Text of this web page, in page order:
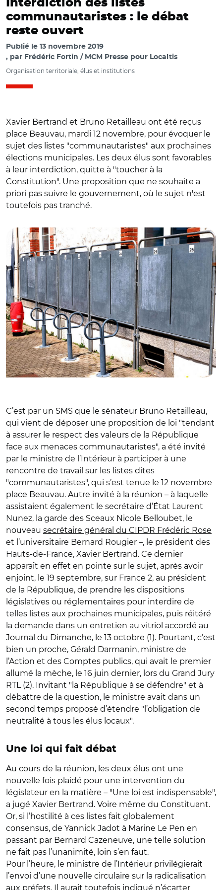
Interdiction des listes
communautaristes : le débat
reste ouvert
Publié le 13 novembre 2019
par Frédéric Fortin / MCM Presse pour Localtis
Organisation territoriale, élus et institutions
Xavier Bertrand et Bruno Retailleau ont été reçus
place Beauvau, mardi 12 novembre, pour évoquer le
sujet des listes "communautaristes" aux prochaines
élections municipales. Les deux élus sont favorables
à leur interdiction, quitte à "toucher à la
Constitution". Une proposition que ne souhaite a
priori pas suivre le gouvernement, où le sujet n'est
toutefois pas tranché.
C’est par un SMS que le sénateur Bruno Retailleau,
qui vient de déposer une proposition de loi "tendant
à assurer le respect des valeurs de la République
face aux menaces communautaristes", a été invité
par le ministre de l’Intérieur à participer à une
rencontre de travail sur les listes dites
"communautaristes", qui s’est tenue le 12 novembre
place Beauvau. Autre invité à la réunion – à laquelle
assistaient également le secrétaire d’État Laurent
Nunez, la garde des Sceaux Nicole Belloubet, le
nouveau secrétaire général du CIPDR Frédéric Rose
et l’universitaire Bernard Rougier –, le président des
Hauts-de-France, Xavier Bertrand. Ce dernier
apparaît en effet en pointe sur le sujet, après avoir
enjoint, le 19 septembre, sur France 2, au président
de la République, de prendre les dispositions
législatives ou réglementaires pour interdire de
telles listes aux prochaines municipales, puis réitéré
la demande dans un entretien au vitriol accordé au
Journal du Dimanche, le 13 octobre (1). Pourtant, c’est
bien un proche, Gérald Darmanin, ministre de
l’Action et des Comptes publics, qui avait le premier
allumé la mèche, le 16 juin dernier, lors du Grand Jury
RTL (2). Invitant "la République à se défendre" et à
débattre de la question, le ministre avait dans un
second temps proposé d’étendre "l’obligation de
neutralité à tous les élus locaux".
Une loi qui fait débat
Au cours de la réunion, les deux élus ont une
nouvelle fois plaidé pour une intervention du
législateur en la matière – "Une loi est indispensable",
a jugé Xavier Bertrand. Voire même du Constituant.
Or, si l’hostilité à ces listes fait globalement
consensus, de Yannick Jadot à Marine Le Pen en
passant par Bernard Cazeneuve, une telle solution
ne fait pas l’unanimité, loin s’en faut.
Pour l’heure, le ministre de l’Intérieur privilégierait
l’envoi d’une nouvelle circulaire sur la radicalisation
aux préfets. Il aurait toutefois indiqué n’écarter